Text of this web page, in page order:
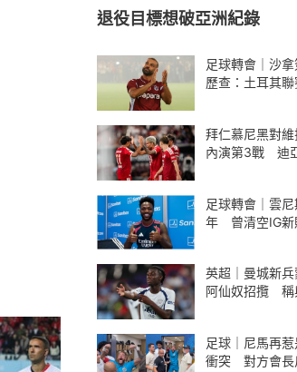
退役目標想破亞洲紀錄
足球轉會｜沙
歷查：土耳其
拜仁慕尼黑對
內演第3戰 迪
足球轉會｜雲
年 曾清空IG新
英超｜曼城新
阿仙奴招攬 稱
足球｜尼馬再
衝突 對方會長